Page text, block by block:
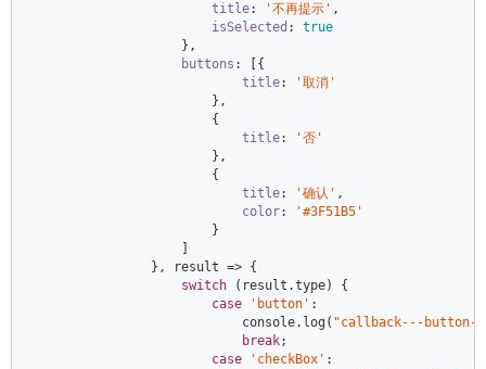
title: '不再提示' ,
isSelected : true
                    },
buttons : [{
title:
'取消'
                        },
                        {
title:
'否'
                        },
                        {
title: '确认' ,
color:
'#3F51B5'
                        }
                }, result => {
switch (result.type) {
case
'button' :
console.log( "callback---
break;
case
'checkBox' :